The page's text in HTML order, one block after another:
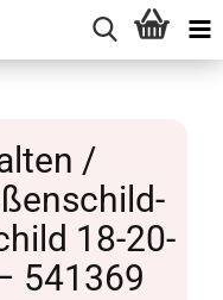
/
18-20-
541369